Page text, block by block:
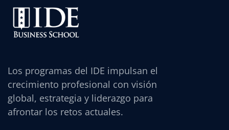
Los programas del IDE impulsan el
crecimiento profesional con visión
global, estrategia y liderazgo para
afrontar los retos actuales.